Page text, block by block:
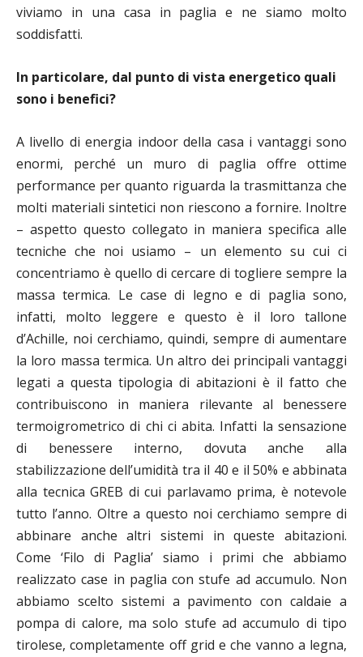
viviamo in una casa in paglia e ne siamo molto
soddisfatti.
In particolare, dal punto di vista energetico quali
sono i benefici?
A livello di energia indoor della casa i vantaggi sono
enormi, perché un muro di paglia offre ottime
performance per quanto riguarda la trasmittanza che
molti materiali sintetici non riescono a fornire. Inoltre
– aspetto questo collegato in maniera specifica alle
tecniche che noi usiamo – un elemento su cui ci
concentriamo è quello di cercare di togliere sempre la
massa termica. Le case di legno e di paglia sono,
infatti, molto leggere e questo è il loro tallone
d’Achille, noi cerchiamo, quindi, sempre di aumentare
la loro massa termica. Un altro dei principali vantaggi
legati a questa tipologia di abitazioni è il fatto che
contribuiscono in maniera rilevante al benessere
termoigrometrico di chi ci abita. Infatti la sensazione
di benessere interno, dovuta anche alla
stabilizzazione dell’umidità tra il 40 e il 50% e abbinata
alla tecnica GREB di cui parlavamo prima, è notevole
tutto l’anno. Oltre a questo noi cerchiamo sempre di
abbinare anche altri sistemi in queste abitazioni.
Come ‘Filo di Paglia’ siamo i primi che abbiamo
realizzato case in paglia con stufe ad accumulo. Non
abbiamo scelto sistemi a pavimento con caldaie a
pompa di calore, ma solo stufe ad accumulo di tipo
tirolese, completamente off grid e che vanno a legna,